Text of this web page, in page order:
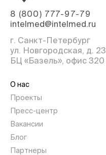
8 (800) 777-97-79
intelmed@intelmed.ru
г. Санкт-Петербург
ул. Новгородская, д. 23
БЦ «Базель», офис 320
О нас
Проекты
Пресс-центр
Вакансии
Блог
Партнеры